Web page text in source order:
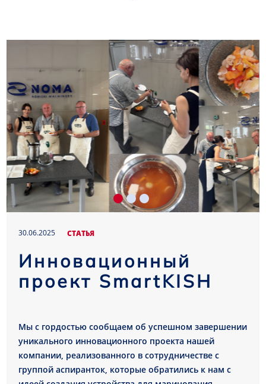
30.06.2025 CТАТЬЯ
Инновационный
проект SmartKISH
Мы с гордостью сообщаем об успешном завершении
уникального инновационного проекта нашей
компании, реализованного в сотрудничестве с
группой аспиранток, которые обратились к нам с